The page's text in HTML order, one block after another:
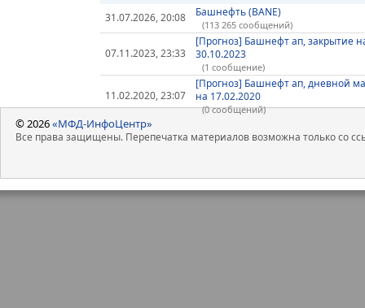
31.07.2026, 20:08
Башнефть (BANE)
(113 265 сообщений)
07.11.2023, 23:33
[Прогноз] Башнефт ап, закрытие
30.10.2023
(1 сообщение)
11.02.2020, 23:07
[Прогноз] Башнефт ап, дневной
на 17.02.2020
(0 сообщений)
© 2026«МФД-ИнфоЦентр»
Все права защищены. Перепечатка материалов возможна только со